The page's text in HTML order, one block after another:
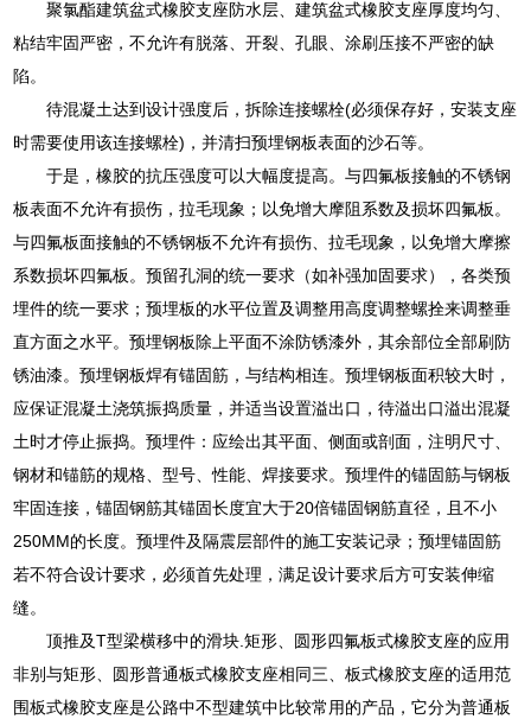
聚氯酯建筑盆式橡胶支座防水层、建筑盆式橡胶支座厚度均匀、
粘结牢固严密，不允许有脱落、开裂、孔眼、涂刷压接不严密的缺
陷。
待混凝土达到设计强度后，拆除连接螺栓(必须保存好，安装支座
时需要使用该连接螺栓)，并清扫预埋钢板表面的沙石等。
于是，橡胶的抗压强度可以大幅度提高。与四氟板接触的不锈钢
板表面不允许有损伤，拉毛现象；以免增大摩阻系数及损坏四氟板。
与四氟板面接触的不锈钢板不允许有损伤、拉毛现象，以免增大摩擦
系数损坏四氟板。预留孔洞的统一要求（如补强加固要求），各类预
埋件的统一要求；预埋板的水平位置及调整用高度调整螺拴来调整垂
直方面之水平。预埋钢板除上平面不涂防锈漆外，其余部位全部刷防
锈油漆。预埋钢板焊有锚固筋，与结构相连。预埋钢板面积较大时，
应保证混凝土浇筑振捣质量，并适当设置溢出口，待溢出口溢出混凝
土时才停止振捣。预埋件：应绘出其平面、侧面或剖面，注明尺寸、
钢材和锚筋的规格、型号、性能、焊接要求。预埋件的锚固筋与钢板
牢固连接，锚固钢筋其锚固长度宜大于20倍锚固钢筋直径，且不小
250MM的长度。预埋件及隔震层部件的施工安装记录；预埋锚固筋
若不符合设计要求，必须首先处理，满足设计要求后方可安装伸缩
缝。
顶推及T型梁横移中的滑块.矩形、圆形四氟板式橡胶支座的应用
非别与矩形、圆形普通板式橡胶支座相同三、板式橡胶支座的适用范
围板式橡胶支座是公路中不型建筑中比较常用的产品，它分为普通板